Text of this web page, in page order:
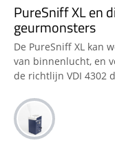
PureSniff XL en
geurmonsters
De PureSniff XL kan
van binnenlucht, en
de richtlijn VDI 4302